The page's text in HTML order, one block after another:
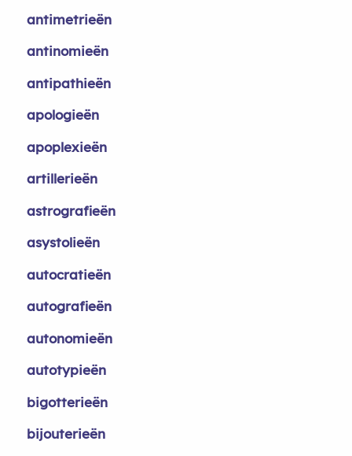
antimetrieën
antinomieën
antipathieën
apologieën
apoplexieën
artillerieën
astrografieën
asystolieën
autocratieën
autografieën
autonomieën
autotypieën
bigotterieën
bijouterieën